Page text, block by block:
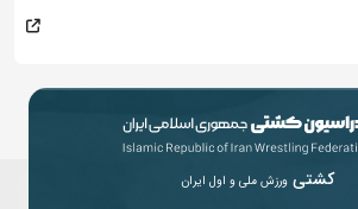
کشتی ورزش ملی و اول ایران